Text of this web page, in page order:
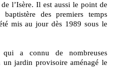
l’Isère. Il est aussi le point de
des premiers temps
mis au jour dès 1989 sous le
qui a connu de nombreuses
un jardin provisoire aménagé le